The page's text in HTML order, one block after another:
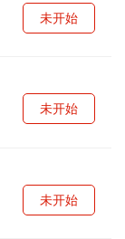
未开始
未开始
未开始